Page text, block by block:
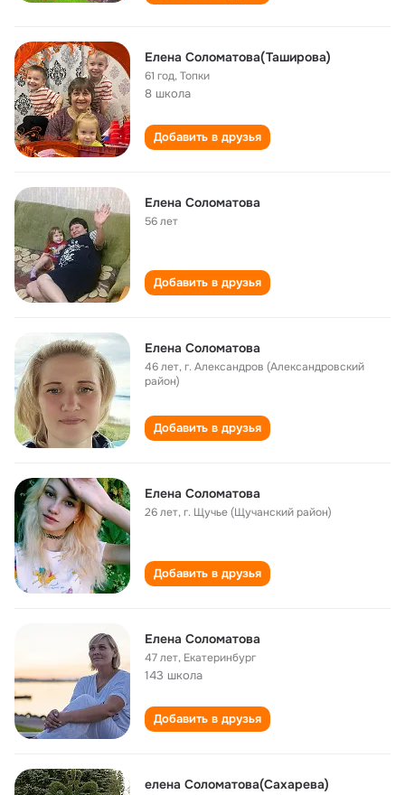
Елена Соломатова(Таширова)
61 год,Топки
8 школа
Добавить в друзья
Елена Соломатова
56 лет
Добавить в друзья
Елена Соломатова
46 лет,г. Александров (Александровский
район)
Добавить в друзья
Елена Соломатова
26 лет,г. Щучье (Щучанский район)
Добавить в друзья
Елена Соломатова
47 лет, Екатеринбург
143 школа
Добавить в друзья
елена Соломатова(Сахарева)